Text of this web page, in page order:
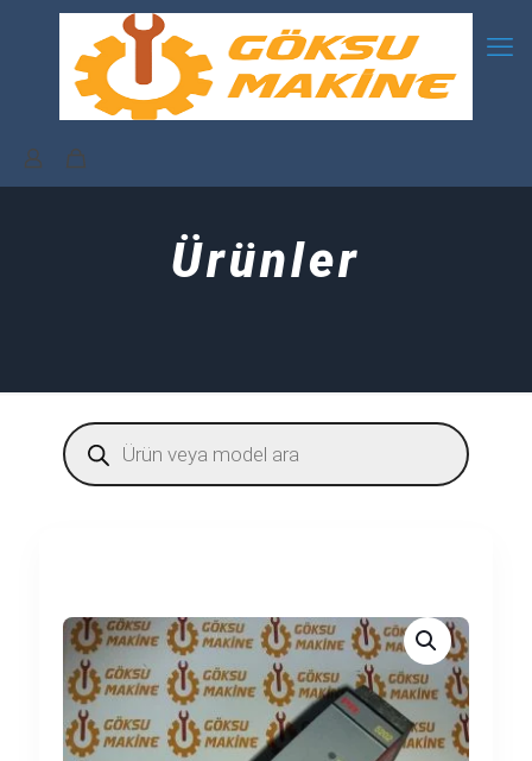
Ürünler
Products
search